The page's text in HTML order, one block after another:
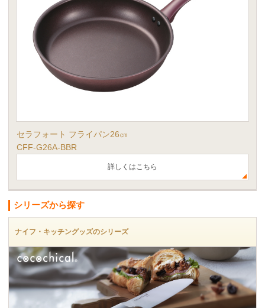
セラフォート フライパン26㎝
CFF-G26A-BBR
詳しくはこちら
シリーズから探す
ナイフ・キッチングッズのシリーズ